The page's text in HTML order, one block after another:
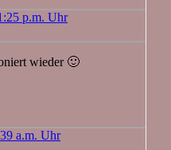
p.m. Uhr
wieder 🙂
a.m. Uhr